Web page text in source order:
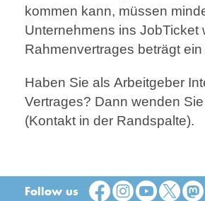
kommen kann, müssen
Unternehmens ins
Rahmenvertrages beträgt ein
Haben Sie als Arbeitgeber
Vertrages? Dann wenden
(Kontakt in der Randspalte).
Follow us